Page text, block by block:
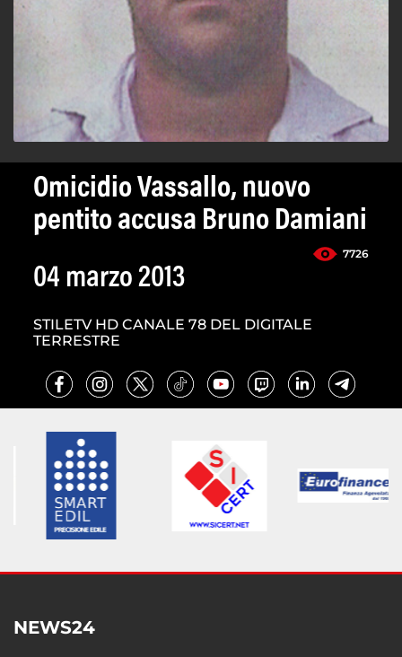
Omicidio Vassallo, nuovo
pentito accusa Bruno Damiani
7726
04 marzo 2013
STILETV HD CANALE 78 DEL DIGITALE
TERRESTRE
NEWS24